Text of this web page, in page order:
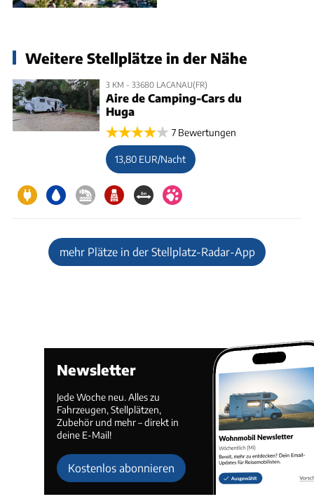
Weitere Stellplätze in der Nähe
3 KM - 33680 LACANAU(FR)
Aire de Camping-Cars du
Huga
7 Bewertungen
13,80 EUR/Nacht
mehr Plätze in der Stellplatz-Radar-App
Newsletter
Jede Woche neu. Alles zu
Fahrzeugen, Stellplätzen,
Zubehör und mehr – direkt in
deine E-Mail!
Kostenlos abonnieren